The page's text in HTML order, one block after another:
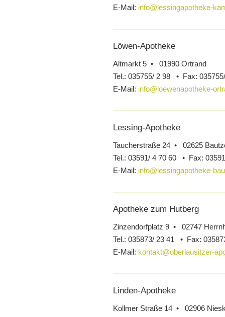
E-Mail: info@lessingapotheke-
Löwen-Apotheke
Altmarkt 5 • 01990 Ortrand
Tel.: 035755/ 2 98 • Fax:
E-Mail: info@loewenapotheke-
Lessing-Apotheke
Taucherstraße 24 • 02625
Tel.: 03591/ 4 70 60 • Fax:
E-Mail: info@lessingapotheke-
Apotheke zum Hutberg
Zinzendorfplatz 9 • 02747
Tel.: 035873/ 23 41 • Fax:
E-Mail: kontakt@oberlausitzer-
Linden-Apotheke
Kollmer Straße 14 • 02906